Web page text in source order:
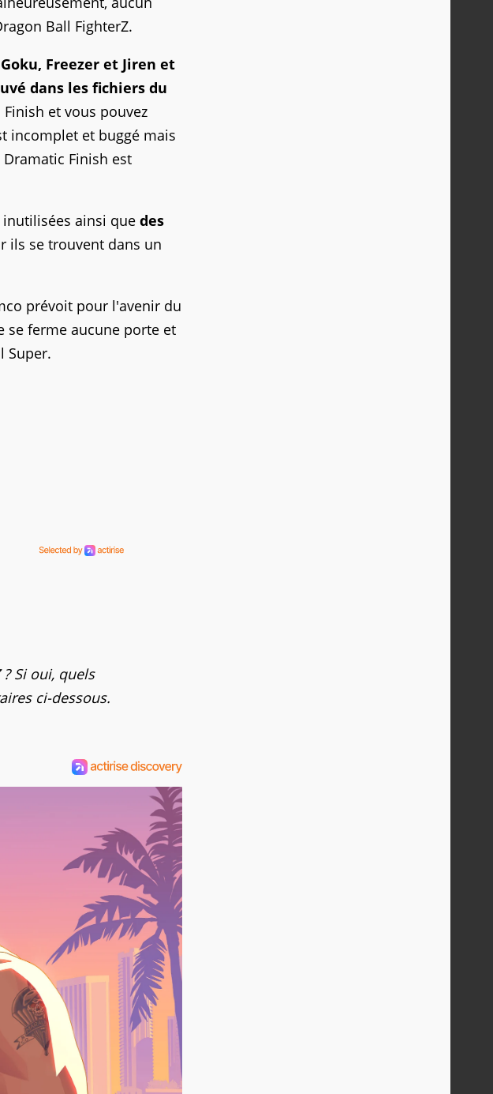
Ball FighterZ.
Freezer et Jiren et
dans les fichiers du
et vous pouvez
incomplet et buggé mais
Finish est
ainsi que des
ils se trouvent dans un
prévoit pour l'avenir du
se ferme aucune porte et
Super.
Si oui, quels
ci-dessous.